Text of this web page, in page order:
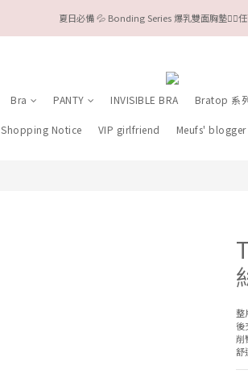
今夏限定Meufs泳衣工作坊 🥳 手做妳獨一無二
夏日必備 💦 Bonding Series 爆乳雙面胸墊❤️‍🔥
Bra PANTY INVISIBLE BRA Bratop 系
Shopping Notice VIP girlfriend Meufs' blogger
整
後
削
舒